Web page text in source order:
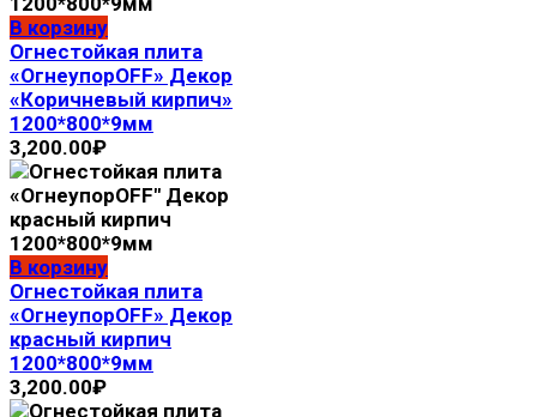
В корзину
Огнестойкая плита
«ОгнеупорOFF» Декор
«Коричневый кирпич»
1200*800*9мм
3,200.00₽
В корзину
Огнестойкая плита
«ОгнеупорOFF» Декор
красный кирпич
1200*800*9мм
3,200.00₽